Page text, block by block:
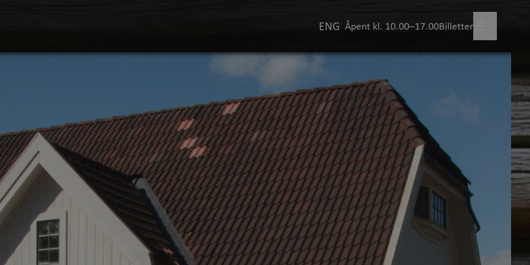
ENG Åpent kl. 10.00–17.00Billetter
Planlegg besøk
Hva skjer?
Friluftsmuseet +
Utstillinger
Aktiviteter for barn +
Opplevelser gjennom året
+
Kunnskap og læring